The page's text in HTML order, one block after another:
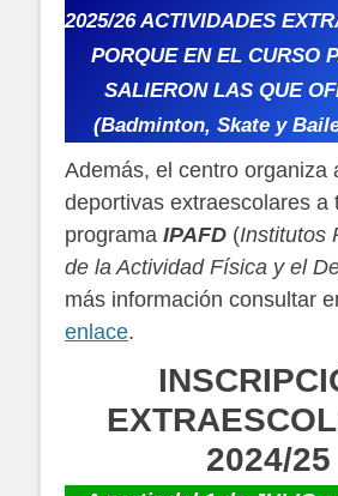
2025/26 ACTIVIDADES
PORQUE EN EL CURSO
SALIERON LAS QUE
(Badminton, Skate y
Además, el centro organiza
deportivas extraescolares a
programa IPAFD (Institutos
de la Actividad Física y el
más información consultar
enlace.
2024/25